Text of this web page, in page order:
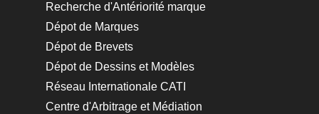
Recherche d'Antériorité marque
Dépot de Marques
Dépot de Brevets
Dépot de Dessins et Modèles
Réseau Internationale CATI
Centre d'Arbitrage et Médiation